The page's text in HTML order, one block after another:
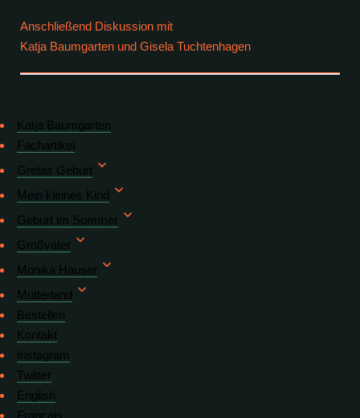
Anschließend Diskussion mit
Katja Baumgarten und Gisela Tuchtenhagen
Katja Baumgarten
Fachartikel
Gretas Geburt
Mein kleines Kind
Geburt im Sommer
Großvater
Monika Hauser
Mutterland
Bestellen
Kontakt
Instagram
Twitter
English